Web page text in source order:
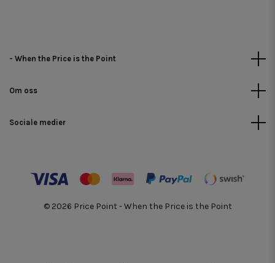
- When the Price is the Point
Om oss
Sociale medier
© 2026 Price Point - When the Price is the Point